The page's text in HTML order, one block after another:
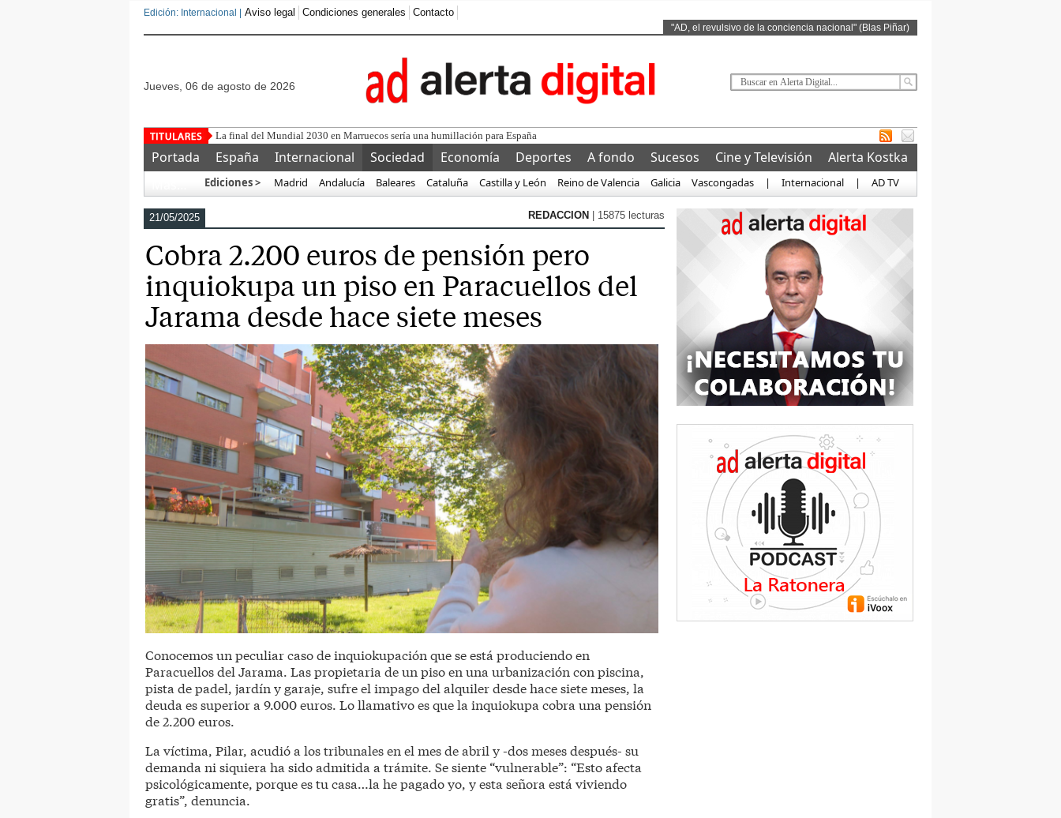
Edición: Internacional | Aviso legal Condiciones generales Contacto
"AD, el revulsivo de la conciencia nacional" (Blas Piñar)
jueves, 06 de agosto de 2026
Portada España Internacional Sociedad Economía Deportes A fondo Sucesos Cine y Televisión
Alerta Kostka
Ediciones > Madrid Andalucía Baleares Cataluña Castilla y León Reino de Valencia Galicia Vascongadas | Internacional | AD TV
21/05/2025 REDACCION | 15875 lecturas
Cobra 2.200 euros de pensión pero
inquiokupa un piso en Paracuellos del
Jarama desde hace siete meses
Conocemos un peculiar caso de inquiokupación que se está produciendo en
Paracuellos del Jarama. Las propietaria de un piso en una urbanización con piscina,
pista de padel, jardín y garaje, sufre el impago del alquiler desde hace siete meses, la
deuda es superior a 9.000 euros. Lo llamativo es que la inquiokupa cobra una pensión
de 2.200 euros.
La víctima, Pilar, acudió a los tribunales en el mes de abril y -dos meses después- su
demanda ni siquiera ha sido admitida a trámite. Se siente “vulnerable”: “Esto afecta
psicológicamente, porque es tu casa…la he pagado yo, y esta señora está viviendo
gratis”, denuncia.